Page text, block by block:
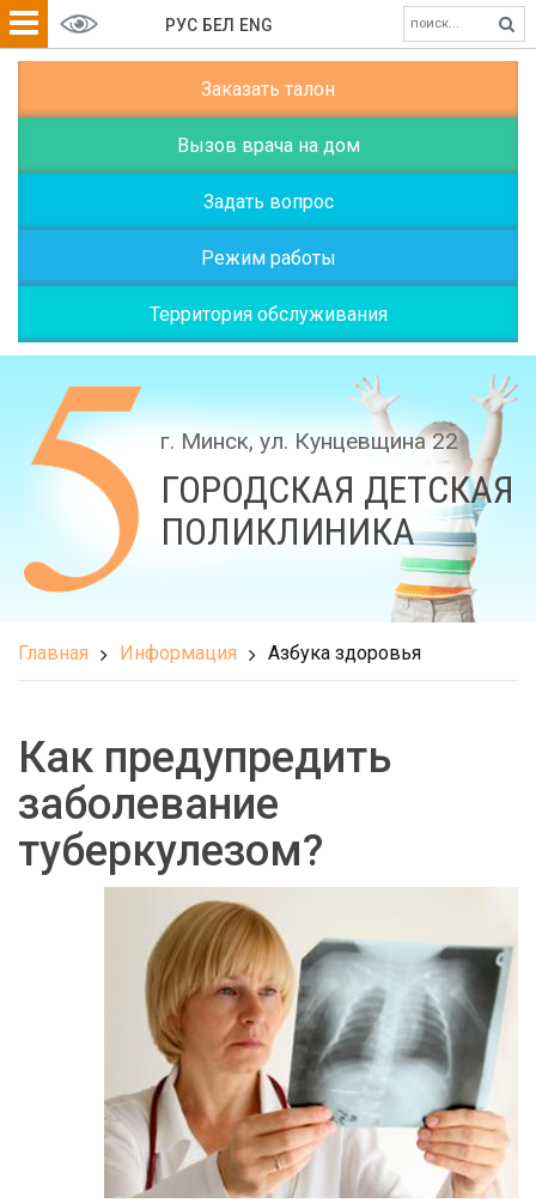
Заказать талон
Вызов врача на дом
Задать вопрос
Режим работы
Территория обслуживания
РУС БЕЛ ENG
г. Минск, ул. Кунцевщина 22
ГОРОДСКАЯ ДЕТСКАЯ
ПОЛИКЛИНИКА
Главная Информация Азбука здоровья
Как предупредить
заболевание
туберкулезом?